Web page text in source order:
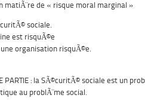
matiÃ¨re de « risque moral marginal »
sociale.
est risquÃ©e
organisation risquÃ©e.
PARTIE : la SÃ©curitÃ© sociale est un
au problÃ¨me social.